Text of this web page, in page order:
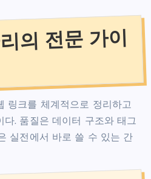
의 전문 가이
링크를 체계적으로 정리하고
다. 품질은 데이터 구조와 태그
실전에서 바로 쓸 수 있는 간